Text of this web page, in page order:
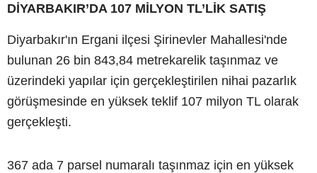
DİYARBAKIR’DA 107 MİLYON TL’LİK SATIŞ
Diyarbakır'ın Ergani ilçesi Şirinevler Mahallesi'nde
bulunan 26 bin 843,84 metrekarelik taşınmaz ve
üzerindeki yapılar için gerçekleştirilen nihai pazarlık
görüşmesinde en yüksek teklif 107 milyon TL olarak
gerçekleşti.
367 ada 7 parsel numaralı taşınmaz için en yüksek